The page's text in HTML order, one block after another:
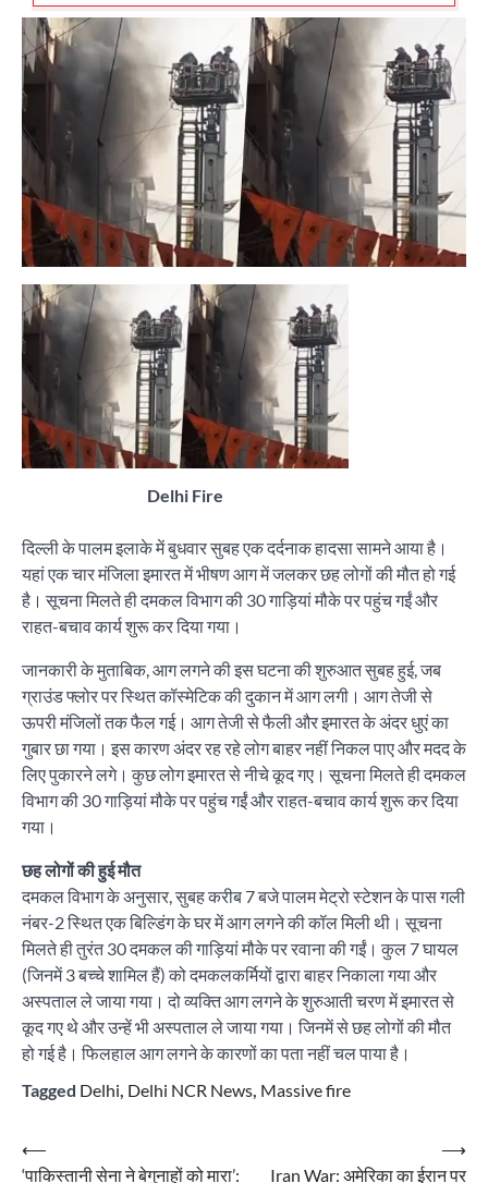
Delhi Fire
दिल्ली के पालम इलाके में बुधवार सुबह एक दर्दनाक हादसा सामने आया है।
यहां एक चार मंजिला इमारत में भीषण आग में जलकर छह लोगों की मौत हो गई
है। सूचना मिलते ही दमकल विभाग की 30 गाड़ियां मौके पर पहुंच गईं और
राहत-बचाव कार्य शुरू कर दिया गया।
जानकारी के मुताबिक, आग लगने की इस घटना की शुरुआत सुबह हुई, जब
ग्राउंड फ्लोर पर स्थित कॉस्मेटिक की दुकान में आग लगी। आग तेजी से
ऊपरी मंजिलों तक फैल गई। आग तेजी से फैली और इमारत के अंदर धुएं का
गुबार छा गया। इस कारण अंदर रह रहे लोग बाहर नहीं निकल पाए और मदद के
लिए पुकारने लगे। कुछ लोग इमारत से नीचे कूद गए। सूचना मिलते ही दमकल
विभाग की 30 गाड़ियां मौके पर पहुंच गईं और राहत-बचाव कार्य शुरू कर दिया
गया।
छह लोगों की हुई मौत
दमकल विभाग के अनुसार, सुबह करीब 7 बजे पालम मेट्रो स्टेशन के पास गली
नंबर-2 स्थित एक बिल्डिंग के घर में आग लगने की कॉल मिली थी। सूचना
मिलते ही तुरंत 30 दमकल की गाड़ियां मौके पर रवाना की गईं। कुल 7 घायल
(जिनमें 3 बच्चे शामिल हैं) को दमकलकर्मियों द्वारा बाहर निकाला गया और
अस्पताल ले जाया गया। दो व्यक्ति आग लगने के शुरुआती चरण में इमारत से
कूद गए थे और उन्हें भी अस्पताल ले जाया गया। जिनमें से छह लोगों की मौत
हो गई है। फिलहाल आग लगने के कारणों का पता नहीं चल पाया है।
Tagged Delhi, Delhi NCR News, Massive fire
Post
⟵
‘पाकिस्तानी सेना ने बेगुनाहों को मारा’:
Iran War: अमेरिका का ईरान पर
⟶